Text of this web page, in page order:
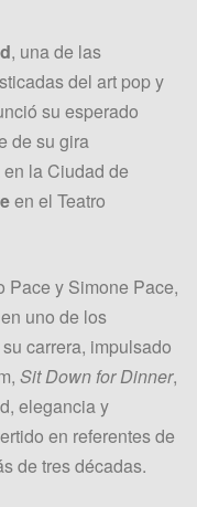
, una de las
del art pop y
su esperado
de su gira
la Ciudad de
en el Teatro
Pace y Simone Pace,
uno de los
carrera, impulsado
Sit Down for Dinner,
elegancia y
en referentes de
de tres décadas.